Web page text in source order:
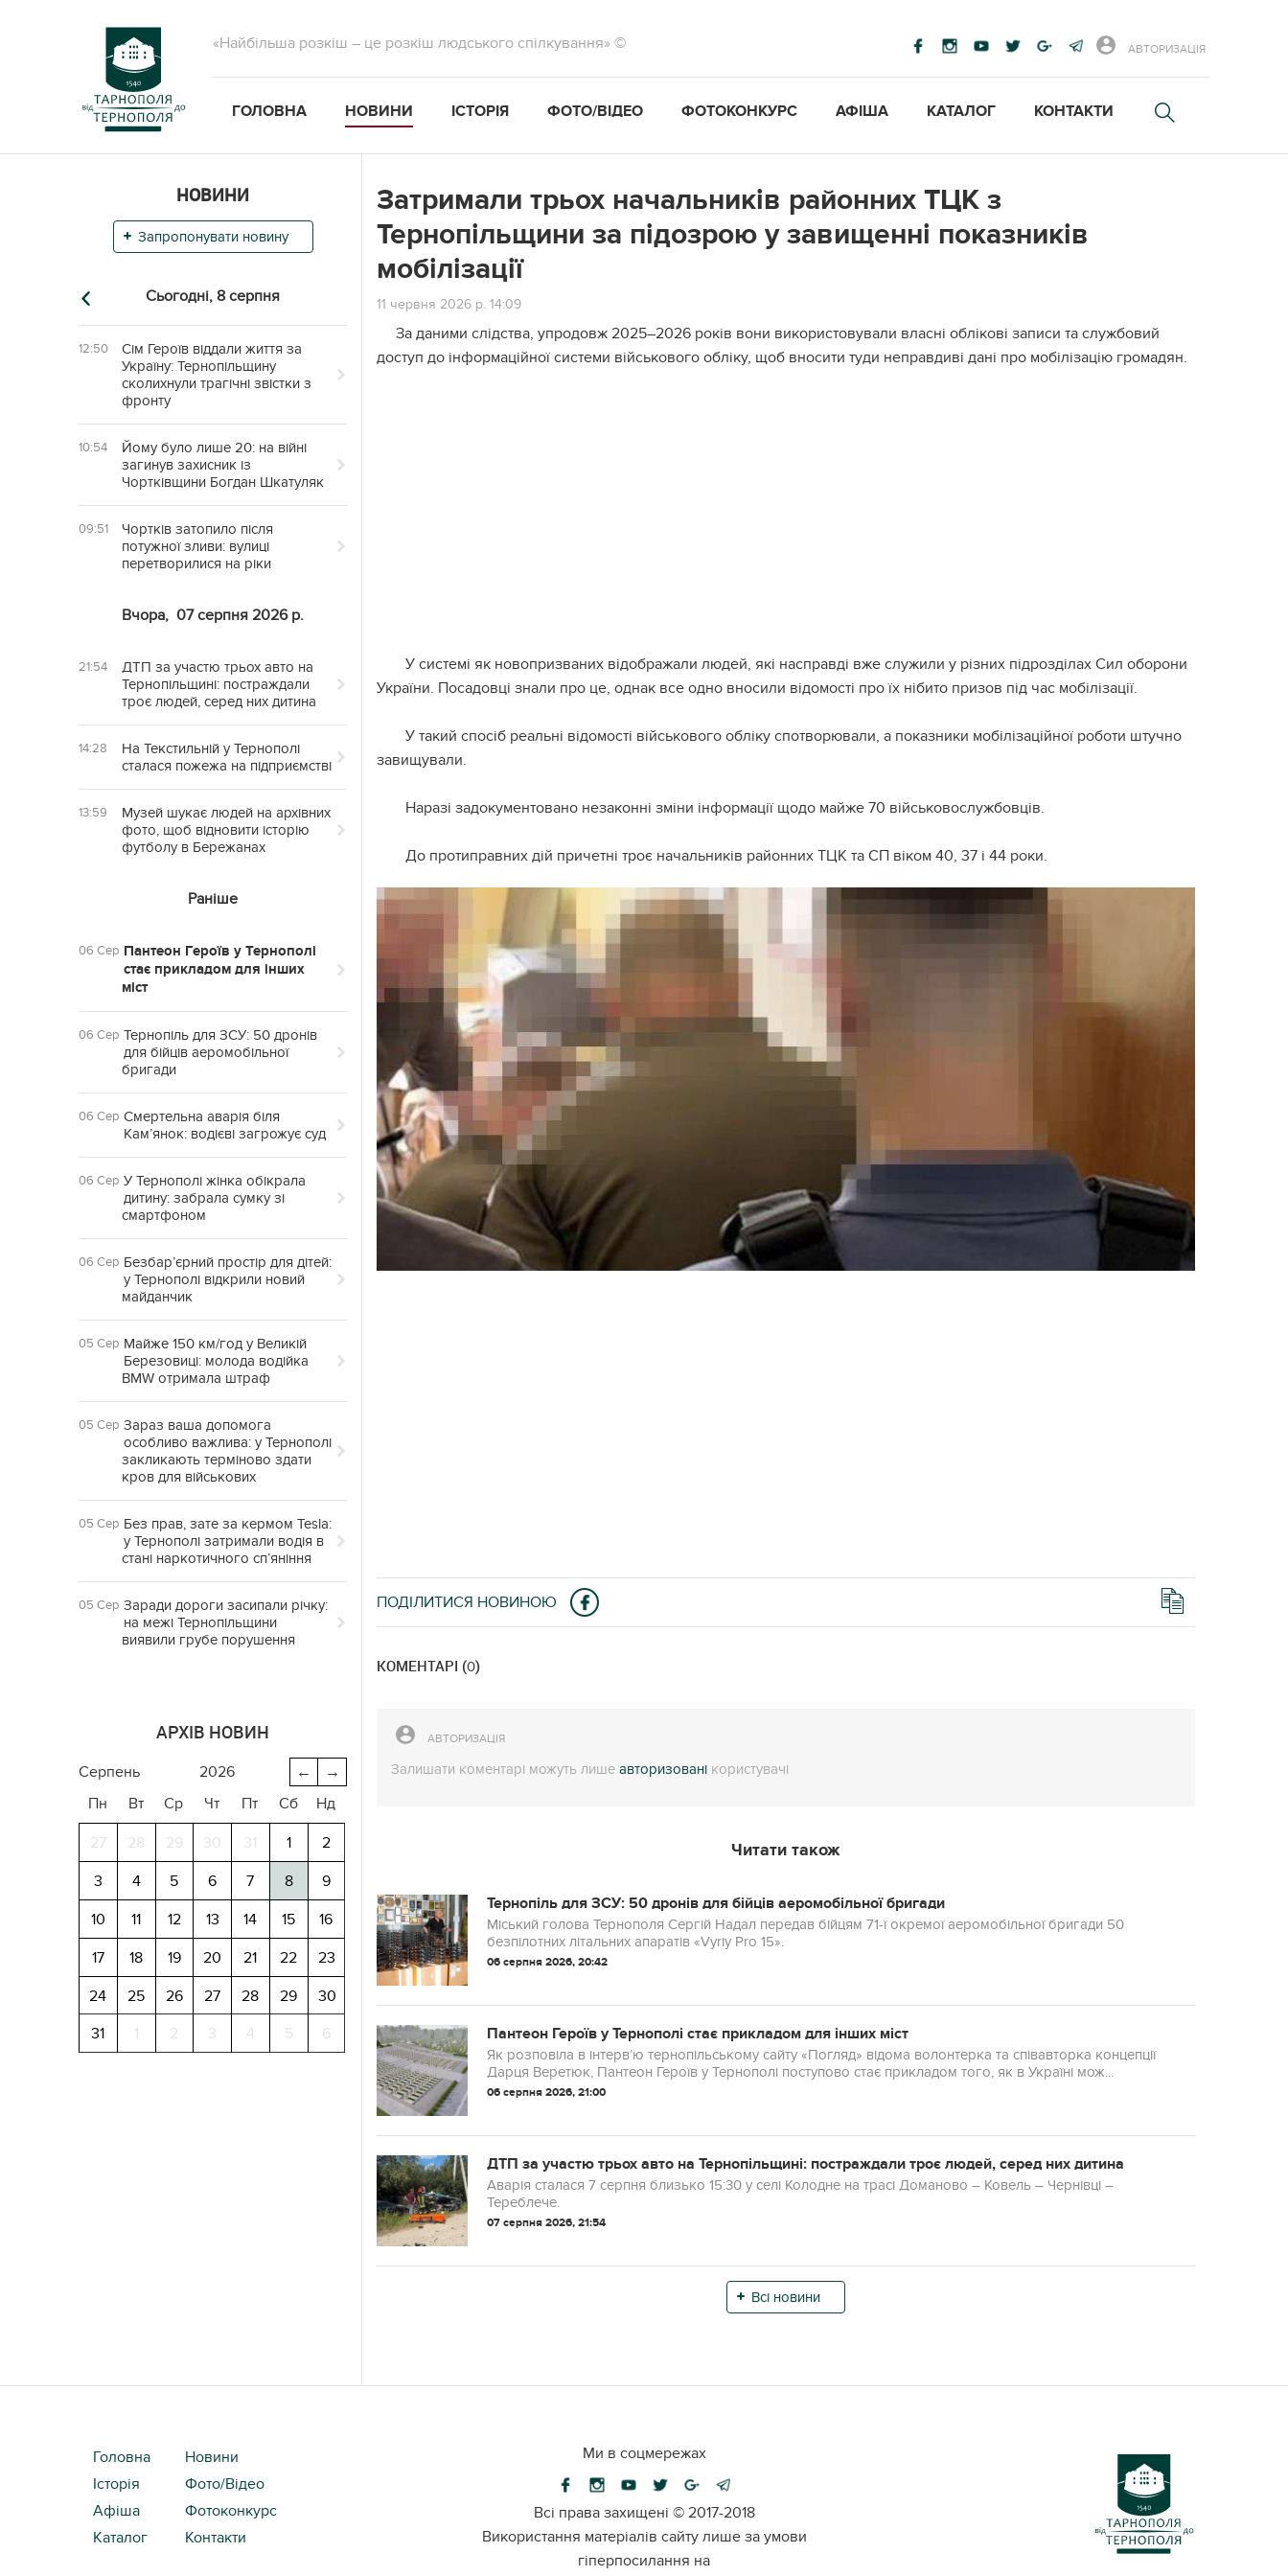
«Найбільша розкіш – це розкіш людського спілкування» © АВТОРИЗАЦІЯ
ГОЛОВНА НОВИНИ ІСТОРІЯ ФОТО/ВІДЕО ФОТОКОНКУРС АФІША КАТАЛОГ КОНТАКТИ
НОВИНИ
Запропонувати новину
Сьогодні, 8 серпня
12:50
Сім Героїв віддали життя за
Україну: Тернопільщину
сколихнули трагічні звістки з
фронту
10:54
Йому було лише 20: на війні
загинув захисник із
Чортківщини Богдан Шкатуляк
09:51
Чортків затопило після
потужної зливи: вулиці
перетворилися на ріки
Вчора, 07 серпня 2026 р.
21:54
ДТП за участю трьох авто на
Тернопільщині: постраждали
троє людей, серед них дитина
14:28
На Текстильній у Тернополі
сталася пожежа на підприємстві
13:59
Музей шукає людей на архівних
фото, щоб відновити історію
футболу в Бережанах
Раніше
06 Сер Пантеон Героїв у Тернополі
стає прикладом для інших
міст
06 Сер Тернопіль для ЗСУ: 50 дронів
для бійців аеромобільної
бригади
06 Сер Смертельна аварія біля
Кам’янок: водієві загрожує суд
06 Сер У Тернополі жінка обікрала
дитину: забрала сумку зі
смартфоном
06 Сер Безбар’єрний простір для дітей:
у Тернополі відкрили новий
майданчик
05 Сер Майже 150 км/год у Великій
Березовиці: молода водійка
BMW отримала штраф
05 Сер Зараз ваша допомога
особливо важлива: у Тернополі
закликають терміново здати
кров для військових
05 Сер Без прав, зате за кермом Tesla:
у Тернополі затримали водія в
стані наркотичного сп’яніння
05 Сер Заради дороги засипали річку:
на межі Тернопільщини
виявили грубе порушення
АРХІВ НОВИН
→
←
серпень
2026
Пн
Вт Ср Чт Пт Сб Нд
27 28 29 30 31 1
2
3
4 5 6 7 8
9
10
11 12 13 14 15
16
17
18 19 20 21 22
23
24
25 26 27 28 29
30
31
1 2 3 4 5 6
Затримали трьох начальників районних ТЦК з
Тернопільщини за підозрою у завищенні показників
мобілізації
11 червня 2026 р. 14:09
За даними слідства, упродовж 2025–2026 років вони використовували власні облікові записи та службовий
доступ до інформаційної системи військового обліку, щоб вносити туди неправдиві дані про мобілізацію громадян.
У системі як новопризваних відображали людей, які насправді вже служили у різних підрозділах Сил оборони
України. Посадовці знали про це, однак все одно вносили відомості про їх нібито призов під час мобілізації.
У такий спосіб реальні відомості військового обліку спотворювали, а показники мобілізаційної роботи штучно
завищували.
Наразі задокументовано незаконні зміни інформації щодо майже 70 військовослужбовців.
До протиправних дій причетні троє начальників районних ТЦК та СП віком 40, 37 і 44 роки.
ПОДІЛИТИСЯ НОВИНОЮ
КОМЕНТАРІ (0)
АВТОРИЗАЦІЯ
Залишати коментарі можуть лише авторизовані користувачі
Читати також
Тернопіль для ЗСУ: 50 дронів для бійців аеромобільної бригади
Міський голова Тернополя Сергій Надал передав бійцям 71-ї окремої аеромобільної бригади 50
безпілотних літальних апаратів «Vyriy Pro 15».
06 серпня 2026, 20:42
Пантеон Героїв у Тернополі стає прикладом для інших міст
Як розповіла в інтерв’ю тернопільському сайту «Погляд» відома волонтерка та співавторка концепції
Дарця Веретюк, Пантеон Героїв у Тернополі поступово стає прикладом того, як в Україні мож...
06 серпня 2026, 21:00
ДТП за участю трьох авто на Тернопільщині: постраждали троє людей, серед них дитина
Аварія сталася 7 серпня близько 15:30 у селі Колодне на трасі Доманово – Ковель – Чернівці –
Тереблече.
07 серпня 2026, 21:54
Всі новини
Головна
Новини
Історія
Фото/Відео
Афіша
Фотоконкурс
Каталог
Контакти
Ми в соцмережах
Всі права захищені © 2017-2018
Використання матеріалів сайту лише за умови
гіперпосилання на